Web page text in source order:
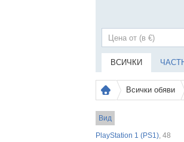
ВСИЧКИ
Всички обяви
Вид
PlayStation 1 (PS1), 48